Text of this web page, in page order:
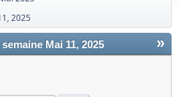
2025
»
Mai 11, 2025